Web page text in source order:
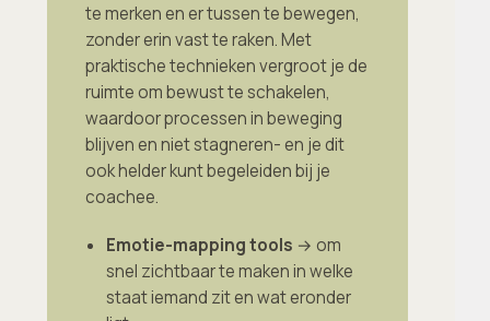
te merken en er tussen te bewegen,
zonder erin vast te raken. Met
praktische technieken vergroot je de
ruimte om bewust te schakelen,
waardoor processen in beweging
blijven en niet stagneren- en je dit
ook helder kunt begeleiden bij je
coachee.
Emotie-mapping tools → om
snel zichtbaar te maken in welke
staat iemand zit en wat eronder